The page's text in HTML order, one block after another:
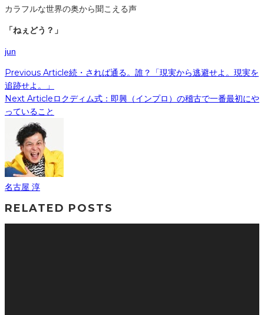
カラフルな世界の奥から聞こえる声
「ねぇどう？」
jun
Previous Article続・されば通る。誰？「現実から逃避せよ。現実を
追跡せよ。」
Next Articleロクディム式：即興（インプロ）の稽古で一番最初にや
っていること
名古屋 淳
RELATED POSTS